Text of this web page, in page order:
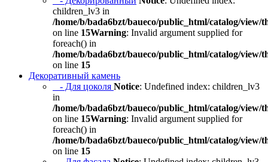
children_lv3 in
/home/b/bada6bzt/baueco/public_html/catalog/view/
on line 15Warning: Invalid argument supplied for
foreach() in
/home/b/bada6bzt/baueco/public_html/catalog/view/
on line 15
Декоративный камень
- Для цоколя Notice: Undefined index: children_lv3
in
/home/b/bada6bzt/baueco/public_html/catalog/view/
on line 15Warning: Invalid argument supplied for
foreach() in
/home/b/bada6bzt/baueco/public_html/catalog/view/
on line 15